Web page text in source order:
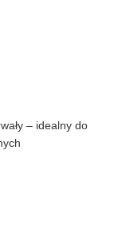
– idealny do